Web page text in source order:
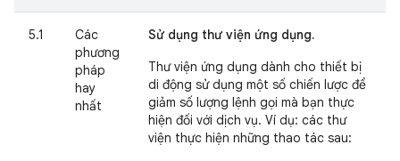
5.1
Các
phương
pháp
hay
nhất
Sử dụng thư viện ứng dụng.
Thư viện ứng dụng dành cho thiết bị
di động sử dụng một số chiến lược để
giảm số lượng lệnh gọi mà bạn thực
hiện đối với dịch vụ. Ví dụ: các thư
viện thực hiện những thao tác sau: